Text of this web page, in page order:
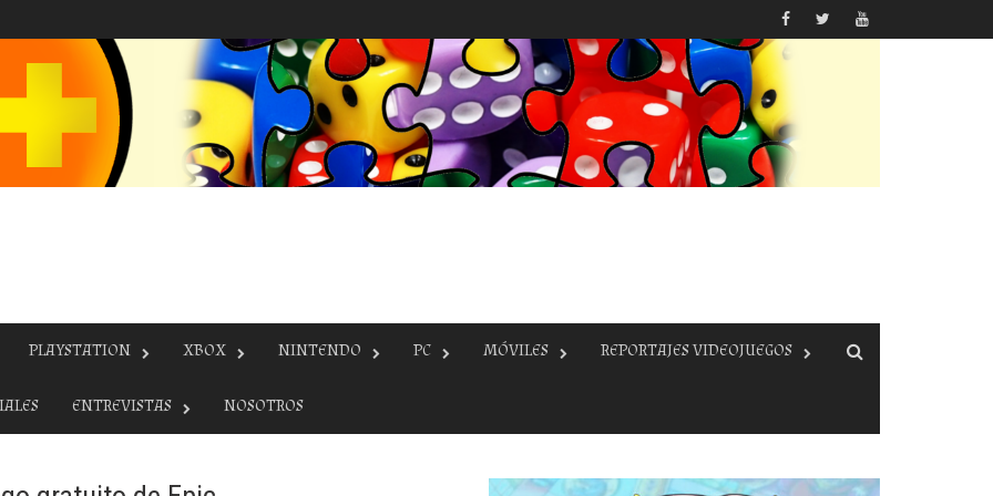
PLAYSTATION XBOX NINTENDO PC MÓVILES REPORTAJES VIDEOJUEGOS
ENTREVISTAS NOSOTROS